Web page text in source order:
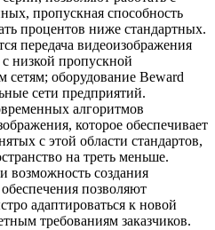
пропускная способность
процентов ниже стандартных.
передача видеоизображения
с низкой пропускной
сетям; оборудование Beward
сети предприятий.
алгоритмов
которое обеспечивает
с этой области стандартов,
на треть меньше.
возможность создания
позволяют
адаптироваться к новой
требованиям заказчиков.